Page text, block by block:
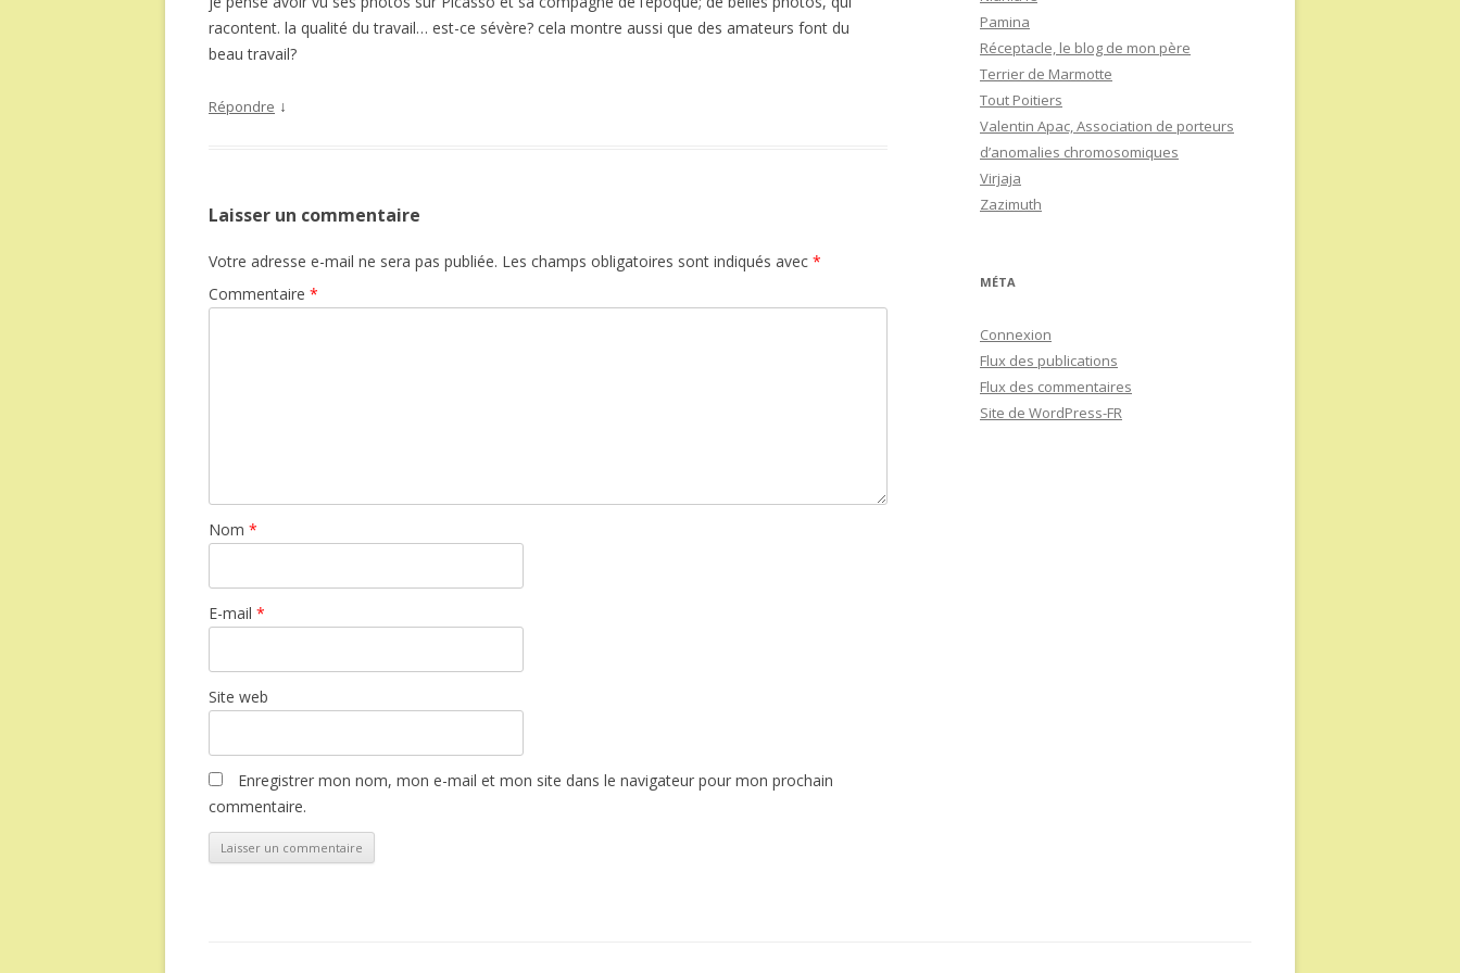
racontent. la qualité du travail… est-ce sévère? cela montre aussi que des amateurs font du
beau travail?
Répondre ↓
Laisser un commentaire
Votre adresse e-mail ne sera pas publiée. Les champs obligatoires sont indiqués avec *
Commentaire *
Nom *
E-mail *
Site web
Enregistrer mon nom, mon e-mail et mon site dans le navigateur pour mon prochain
commentaire.
Pamina
Réceptacle, le blog de mon père
Terrier de Marmotte
Tout Poitiers
Valentin Apac, Association de porteurs
d’anomalies chromosomiques
Virjaja
Zazimuth
MÉTA
Connexion
Flux des publications
Flux des commentaires
Site de WordPress-FR